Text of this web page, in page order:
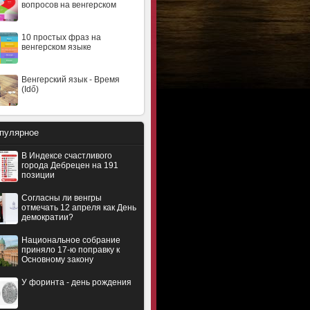
вопросов на венгерском
10 простых фраз на
венгерском языке
Венгерский язык - Время
(Idő)
В Индексе счастливого
города Дебрецен на 191
позиции
Согласны ли венгры
отмечать 12 апреля как День
демократии?
Национальное собрание
приняло 17-ю поправку к
Основному закону
У форинта - день рождения